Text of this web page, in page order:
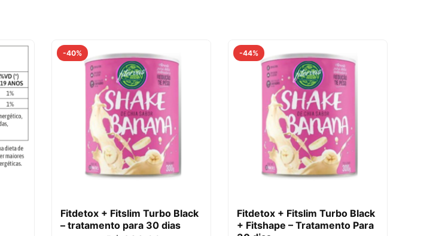
-40%
Fitdetox + Fitslim Turbo Black
– tratamento para 30 dias
-44%
Fitdetox + Fitslim Turbo Black
+ Fitshape – Tratamento Para